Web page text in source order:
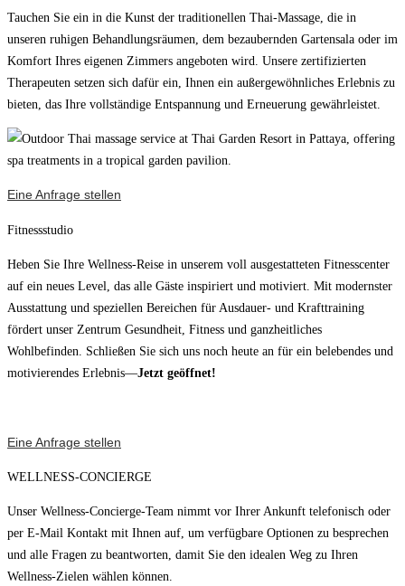
Tauchen Sie ein in die Kunst der traditionellen Thai-Massage, die in
unseren ruhigen Behandlungsräumen, dem bezaubernden Gartensala oder im
Komfort Ihres eigenen Zimmers angeboten wird. Unsere zertifizierten
Therapeuten setzen sich dafür ein, Ihnen ein außergewöhnliches Erlebnis zu
bieten, das Ihre vollständige Entspannung und Erneuerung gewährleistet.
Eine Anfrage stellen
Fitnessstudio
Heben Sie Ihre Wellness-Reise in unserem voll ausgestatteten Fitnesscenter
auf ein neues Level, das alle Gäste inspiriert und motiviert. Mit modernster
Ausstattung und speziellen Bereichen für Ausdauer- und Krafttraining
fördert unser Zentrum Gesundheit, Fitness und ganzheitliches
Wohlbefinden. Schließen Sie sich uns noch heute an für ein belebendes und
motivierendes Erlebnis—Jetzt geöffnet!
Eine Anfrage stellen
WELLNESS-CONCIERGE
Unser Wellness-Concierge-Team nimmt vor Ihrer Ankunft telefonisch oder
per E-Mail Kontakt mit Ihnen auf, um verfügbare Optionen zu besprechen
und alle Fragen zu beantworten, damit Sie den idealen Weg zu Ihren
Wellness-Zielen wählen können.